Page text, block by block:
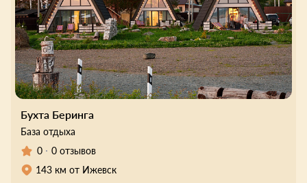
Бухта Беринга
База отдыха
0
0 отзывов
143 км от Ижевск